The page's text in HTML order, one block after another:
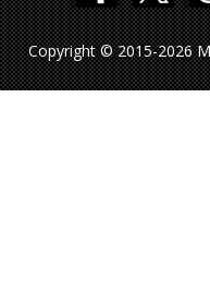
Copyright © 2015-2026